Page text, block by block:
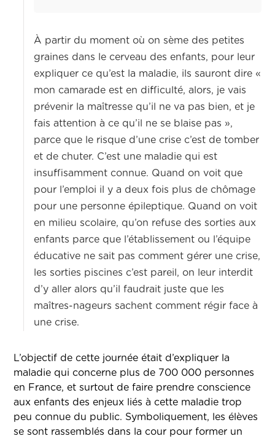
À partir du moment où on sème des petites
graines dans le cerveau des enfants, pour leur
expliquer ce qu’est la maladie, ils sauront dire «
mon camarade est en difficulté, alors, je vais
prévenir la maîtresse qu’il ne va pas bien, et je
fais attention à ce qu’il ne se blaise pas »,
parce que le risque d’une crise c’est de tomber
et de chuter. C’est une maladie qui est
insuffisamment connue. Quand on voit que
pour l’emploi il y a deux fois plus de chômage
pour une personne épileptique. Quand on voit
en milieu scolaire, qu’on refuse des sorties aux
enfants parce que l’établissement ou l’équipe
éducative ne sait pas comment gérer une crise,
les sorties piscines c’est pareil, on leur interdit
d’y aller alors qu’il faudrait juste que les
maîtres-nageurs sachent comment régir face à
une crise.
L’objectif de cette journée était d’expliquer la
maladie qui concerne plus de 700 000 personnes
en France, et surtout de faire prendre conscience
aux enfants des enjeux liés à cette maladie trop
peu connue du public. Symboliquement, les élèves
se sont rassemblés dans la cour pour former un